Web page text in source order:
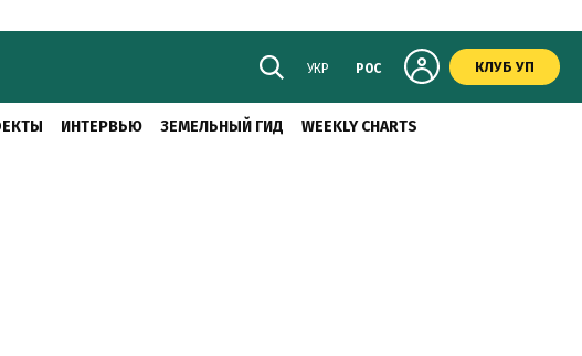
УКР РОС КЛУБ УП
ИНТЕРВЬЮ ЗЕМЕЛЬНЫЙ ГИД WEEKLY CHARTS